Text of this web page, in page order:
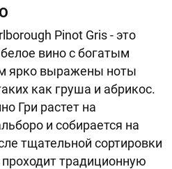
Pinot Gris - это
вино с богатым
ярко выражены ноты
как груша и абрикос.
Гри растет на
и собирается на
тщательной сортировки
проходит традиционную